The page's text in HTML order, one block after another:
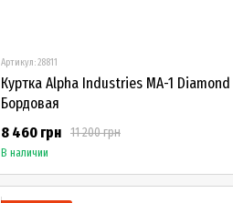
Артикул: 28811
Куртка Alpha Industries MA-1 Diamond
Бордовая
11 200 грн
8 460 грн
В наличии